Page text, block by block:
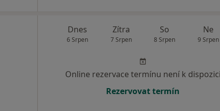
Dnes
6 Srpen
Zítra
7 Srpen
So
8 Srpen
Ne
9 Srpen
Online rezervace termínu není k dispozici
Rezervovat termín